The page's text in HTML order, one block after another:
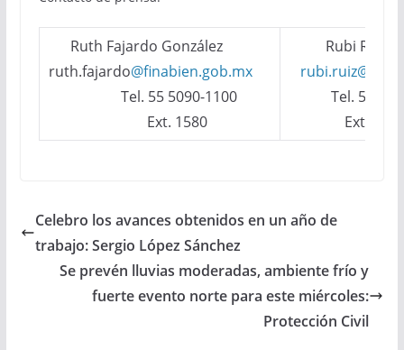
Ruth Fajardo González
ruth.fajardo@finabien.gob.mx
Tel. 55 5090-1100
Ext. 1580
Rubi
Tel. 55
Ext.
Celebro los avances obtenidos en un año de
trabajo: Sergio López Sánchez
Se prevén lluvias moderadas, ambiente frío y
fuerte evento norte para este miércoles:
Protección Civil